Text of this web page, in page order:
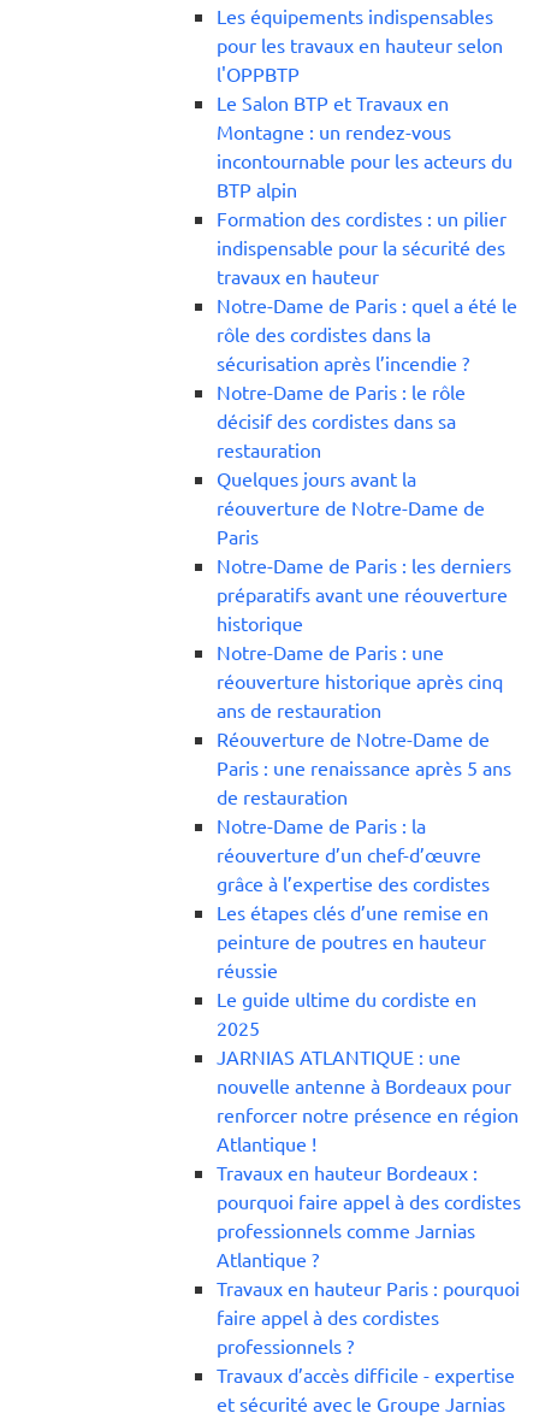
Les équipements indispensables
pour les travaux en hauteur selon
l'OPPBTP
Le Salon BTP et Travaux en
Montagne : un rendez-vous
incontournable pour les acteurs du
BTP alpin
Formation des cordistes : un pilier
indispensable pour la sécurité des
travaux en hauteur
Notre-Dame de Paris : quel a été le
rôle des cordistes dans la
sécurisation après l’incendie ?
Notre-Dame de Paris : le rôle
décisif des cordistes dans sa
restauration
Quelques jours avant la
réouverture de Notre-Dame de
Paris
Notre-Dame de Paris : les derniers
préparatifs avant une réouverture
historique
Notre-Dame de Paris : une
réouverture historique après cinq
ans de restauration
Réouverture de Notre-Dame de
Paris : une renaissance après 5 ans
de restauration
Notre-Dame de Paris : la
réouverture d’un chef-d’œuvre
grâce à l’expertise des cordistes
Les étapes clés d’une remise en
peinture de poutres en hauteur
réussie
Le guide ultime du cordiste en
2025
JARNIAS ATLANTIQUE : une
nouvelle antenne à Bordeaux pour
renforcer notre présence en région
Atlantique !
Travaux en hauteur Bordeaux :
pourquoi faire appel à des cordistes
professionnels comme Jarnias
Atlantique ?
Travaux en hauteur Paris : pourquoi
faire appel à des cordistes
professionnels ?
Travaux d’accès difficile - expertise
et sécurité avec le Groupe Jarnias